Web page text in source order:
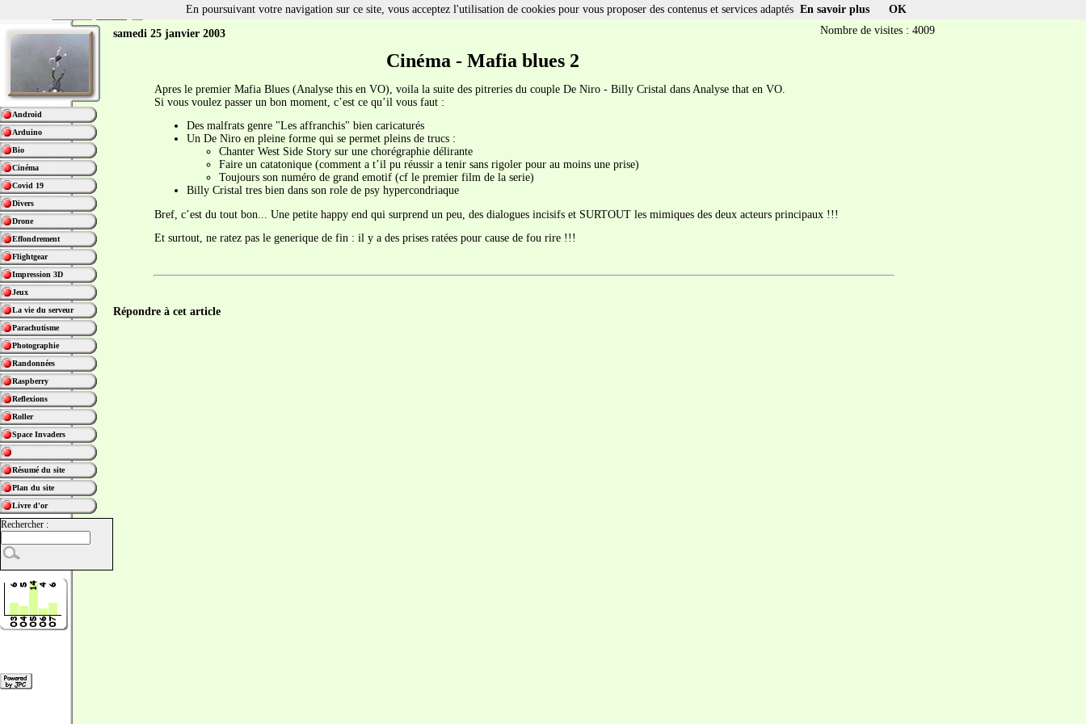
Android
Arduino
Bio
Cinéma
Covid 19
Divers
Drone
Effondrement
Flightgear
Impression 3D
Jeux
La vie du serveur
Parachutisme
Photographie
Randonnées
Raspberry
Reflexions
Roller
Space Invaders
Résumé du site
Plan du site
Livre d'or
Rechercher :
samedi 25 janvier 2003 Nombre de visites : 4009
Cinéma - Mafia blues 2
Apres le premier Mafia Blues (Analyse this en VO), voila la suite des pitreries du couple De Niro - Billy Cristal dans Analyse that en VO.
Si vous voulez passer un bon moment, c’est ce qu’il vous faut :
Des malfrats genre "Les affranchis" bien caricaturés
Un De Niro en pleine forme qui se permet pleins de trucs :
Chanter West Side Story sur une chorégraphie délirante
Faire un catatonique (comment a t’il pu réussir a tenir sans rigoler pour au moins une prise)
Toujours son numéro de grand emotif (cf le premier film de la serie)
Billy Cristal tres bien dans son role de psy hypercondriaque
Bref, c’est du tout bon... Une petite happy end qui surprend un peu, des dialogues incisifs et SURTOUT les mimiques des deux acteurs principaux !!!
Et surtout, ne ratez pas le generique de fin : il y a des prises ratées pour cause de fou rire !!!
Répondre à cet article
En poursuivant votre navigation sur ce site, vous acceptez l'utilisation de cookies pour vous proposer des contenus et services adaptés En savoir plus OK